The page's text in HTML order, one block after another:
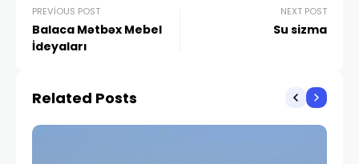
PREVIOUS POST
Balaca Mətbəx Mebel
İdeyaları
NEXT POST
Su sizma
Related Posts